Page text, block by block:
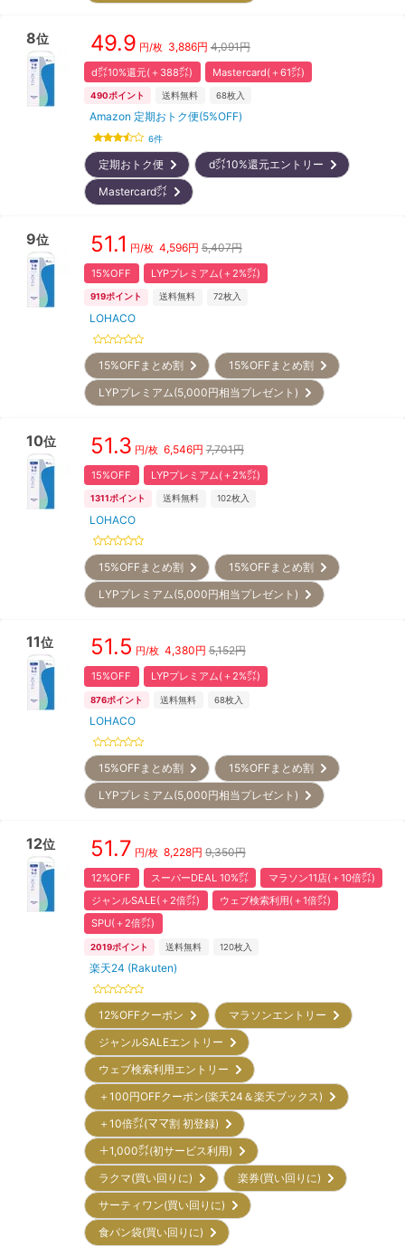
8位 49.9 円/枚 3,886円 4,091円
d㌽10%還元(＋388㌽) Mastercard(＋61㌽)
490ポイント 送料無料 68枚入
Amazon 定期おトク便(5%OFF)
6件
定期おトク便
d㌽10%還元エントリー
Mastercard㌽
9位 51.1 円/枚 4,596円 5,407円
15%OFF LYPプレミアム(＋2%㌽)
919ポイント 送料無料 72枚入
LOHACO
15%OFFまとめ割
15%OFFまとめ割
LYPプレミアム(5,000円相当プレゼント)
10位 51.3 円/枚 6,546円 7,701円
15%OFF LYPプレミアム(＋2%㌽)
1311ポイント 送料無料 102枚入
LOHACO
15%OFFまとめ割
15%OFFまとめ割
LYPプレミアム(5,000円相当プレゼント)
11位 51.5 円/枚 4,380円 5,152円
15%OFF LYPプレミアム(＋2%㌽)
876ポイント 送料無料 68枚入
LOHACO
15%OFFまとめ割
15%OFFまとめ割
LYPプレミアム(5,000円相当プレゼント)
12位 51.7 円/枚 8,228円 9,350円
12%OFF スーパーDEAL 10%㌽
マラソン11店(＋10倍㌽)
ジャンルSALE(＋2倍㌽)
ウェブ検索利用(＋1倍㌽)
SPU(＋2倍㌽)
2019ポイント 送料無料 120枚入
楽天24 (Rakuten)
12%OFFクーポン
マラソンエントリー
ジャンルSALEエントリー
ウェブ検索利用エントリー
＋100円OFFクーポン(楽天24＆楽天ブックス)
＋10倍㌽(ママ割 初登録)
＋1,000㌽(初サービス利用)
ラクマ(買い回りに)
楽券(買い回りに)
サーティワン(買い回りに)
食パン袋(買い回りに)